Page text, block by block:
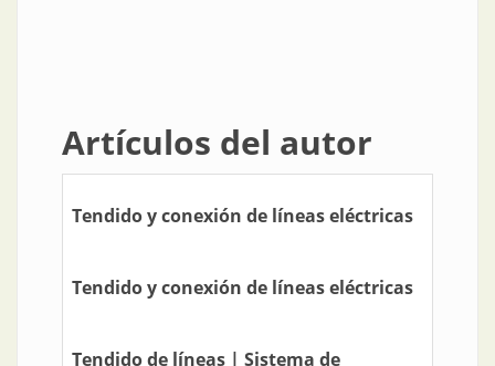
Artículos del autor
Tendido y conexión de líneas eléctricas
Tendido y conexión de líneas eléctricas
Tendido de líneas | Sistema de